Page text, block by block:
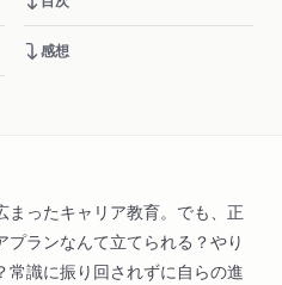
感想
ったキャリア教育。でも、正
ランなんて立てられる？やり
常識に振り回されずに自らの進